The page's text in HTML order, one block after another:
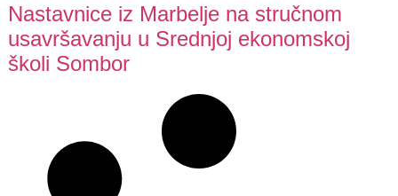
Nastavnice iz Marbelje na stručnom
usavršavanju u Srednjoj ekonomskoj
školi Sombor